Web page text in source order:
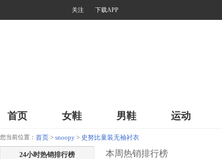
关注 下载APP
首页 女鞋 男鞋 运动
您当前位置： 首页 > snoopy > 史努比童装无袖衬衣
24小时热销排行榜 本周热销排行榜